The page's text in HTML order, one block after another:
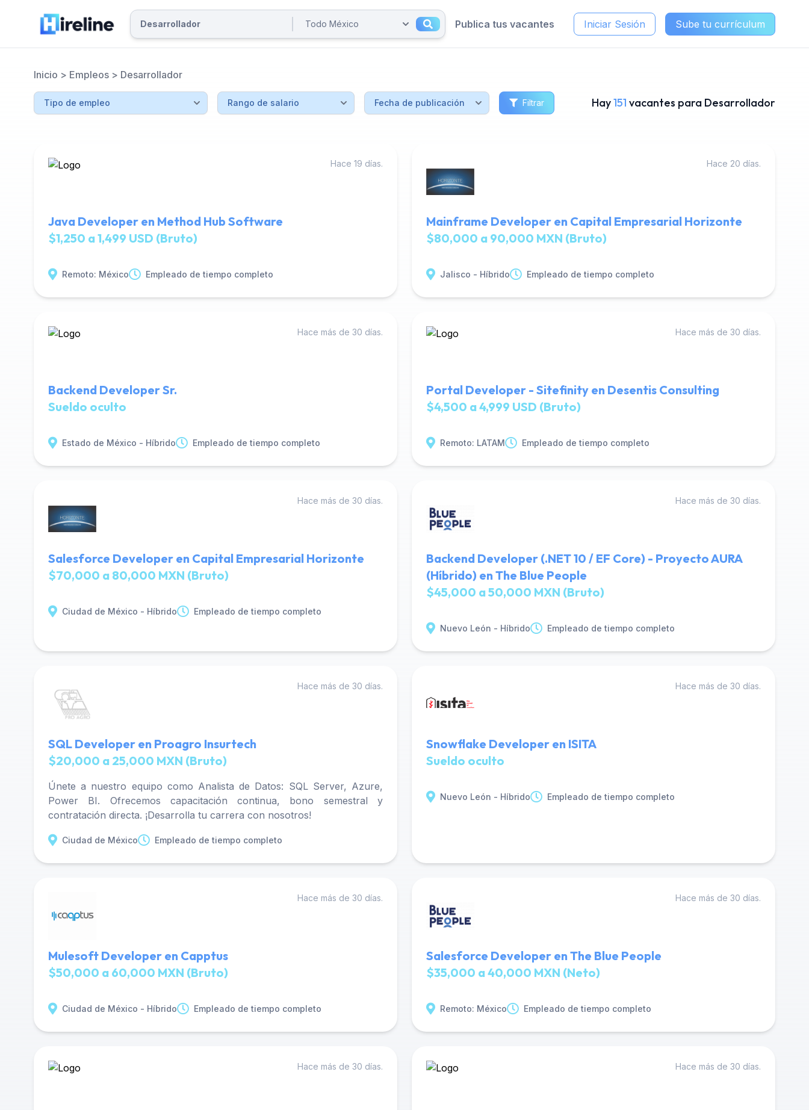
Publica tus vacantes Iniciar Sesión Sube tu currículum
Inicio > Empleos > Desarrollador
Filtrar Hay151 vacantes para Desarrollador
Hace 19 días.
Java Developer en Method Hub Software
$1,250 a 1,499 USD (Bruto)
Remoto: México Empleado de tiempo completo
Hace 20 días.
Mainframe Developer en Capital Empresarial Horizonte
$80,000 a 90,000 MXN (Bruto)
Jalisco - Híbrido Empleado de tiempo completo
Hace más de 30 días.
Backend Developer Sr.
Sueldo oculto
Estado de México - Híbrido Empleado de tiempo completo
Hace más de 30 días.
Portal Developer - Sitefinity en Desentis Consulting
$4,500 a 4,999 USD (Bruto)
Remoto: LATAM Empleado de tiempo completo
Hace más de 30 días.
Salesforce Developer en Capital Empresarial Horizonte
$70,000 a 80,000 MXN (Bruto)
Ciudad de México - Híbrido Empleado de tiempo completo
Hace más de 30 días.
Backend Developer (.NET 10 / EF Core) - Proyecto AURA
(Híbrido) en The Blue People
$45,000 a 50,000 MXN (Bruto)
Nuevo León - Híbrido Empleado de tiempo completo
Hace más de 30 días.
SQL Developer en Proagro Insurtech
$20,000 a 25,000 MXN (Bruto)
Únete a nuestro equipo como Analista de Datos: SQL Server, Azure,
Power BI. Ofrecemos capacitación continua, bono semestral y
contratación directa. ¡Desarrolla tu carrera con nosotros!
Ciudad de México Empleado de tiempo completo
Hace más de 30 días.
Snowflake Developer en ISITA
Sueldo oculto
Nuevo León - Híbrido Empleado de tiempo completo
Hace más de 30 días.
Mulesoft Developer en Capptus
$50,000 a 60,000 MXN (Bruto)
Ciudad de México - Híbrido Empleado de tiempo completo
Hace más de 30 días.
Salesforce Developer en The Blue People
$35,000 a 40,000 MXN (Neto)
Remoto: México Empleado de tiempo completo
Hace más de 30 días. Hace más de 30 días.